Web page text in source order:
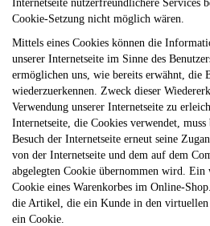
Internetseite nutzerfreundlichere Services
Cookie-Setzung nicht möglich wären.
Mittels eines Cookies können die
unserer Internetseite im Sinne des
ermöglichen uns, wie bereits erwähnt, die
wiederzuerkennen. Zweck dieser
Verwendung unserer Internetseite zu
Internetseite, die Cookies verwendet,
Besuch der Internetseite erneut seine
von der Internetseite und dem auf dem
abgelegten Cookie übernommen wird. Ein
Cookie eines Warenkorbes im Online-
die Artikel, die ein Kunde in den virtuellen
ein Cookie.